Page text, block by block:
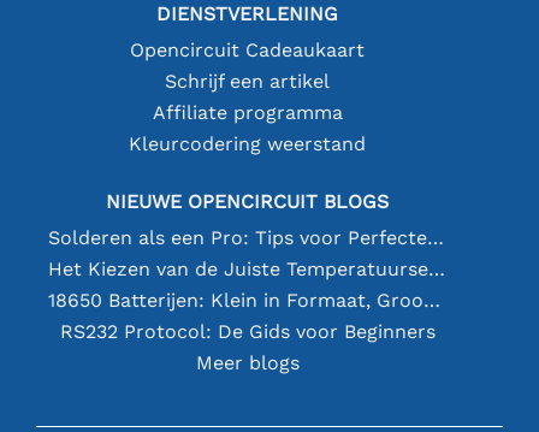
DIENSTVERLENING
Opencircuit Cadeaukaart
Schrijf een artikel
Affiliate programma
Kleurcodering weerstand
NIEUWE OPENCIRCUIT BLOGS
Solderen als een Pro: Tips voor Perfecte Elektronische Verbindingen
Het Kiezen van de Juiste Temperatuursensor [youtube]
18650 Batterijen: Klein in Formaat, Groot in Prestatie
RS232 Protocol: De Gids voor Beginners
Meer blogs